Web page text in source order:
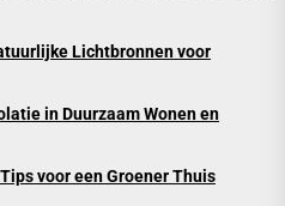
Lichtbronnen voor
in Duurzaam Wonen en
voor een Groener Thuis